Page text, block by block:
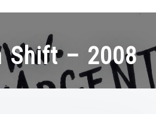
Shift – 2008